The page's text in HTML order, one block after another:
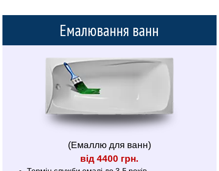
Емалювання ванн
(Емаллю для ванн)
від 4400 грн.